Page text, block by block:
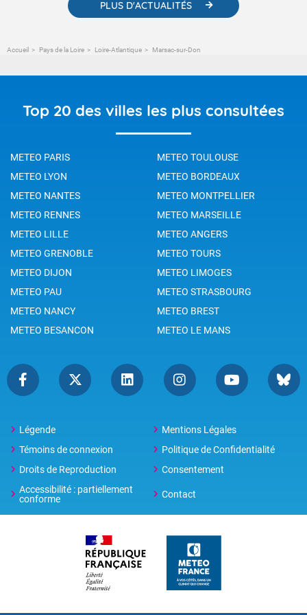
PLUS D'ACTUALITÉS
Accueil Pays de la Loire Loire-Atlantique Marsac-sur-Don
Top 20 des villes les plus consultées
METEO PARIS
METEO TOULOUSE
METEO LYON
METEO BORDEAUX
METEO NANTES
METEO MONTPELLIER
METEO RENNES
METEO MARSEILLE
METEO LILLE
METEO ANGERS
METEO GRENOBLE
METEO TOURS
METEO DIJON
METEO LIMOGES
METEO PAU
METEO STRASBOURG
METEO NANCY
METEO BREST
METEO BESANCON
METEO LE MANS
Légende
Mentions Légales
Témoins de connexion
Politique de Confidentialité
Droits de Reproduction
Consentement
Accessibilité : partiellement
conforme
Contact